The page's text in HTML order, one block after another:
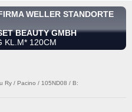
WELLER STANDORTE
BEAUTY GMBH
KL.M* 120CM
Ry / Pacino / 105ND08 / B: